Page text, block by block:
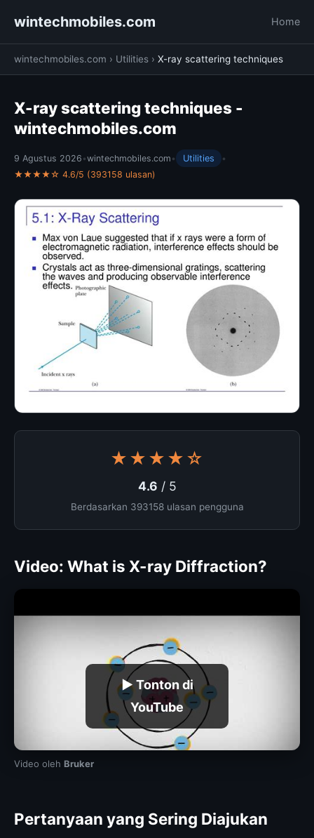
wintechmobiles.com Home
wintechmobiles.com › Utilities › X-ray scattering techniques
X-ray scattering techniques -
wintechmobiles.com
9 Agustus 2026 •wintechmobiles.com • Utilities
•
★★★★☆ 4.6/5 (393158 ulasan)
★★★★☆
4.6 / 5
Berdasarkan 393158 ulasan pengguna
Video: What is X-ray Diffraction?
▶ Tonton di
YouTube
Video oleh Bruker
Pertanyaan yang Sering Diajukan